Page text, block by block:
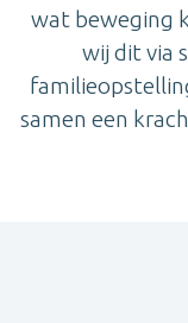
wat beweging
wij dit via
samen een